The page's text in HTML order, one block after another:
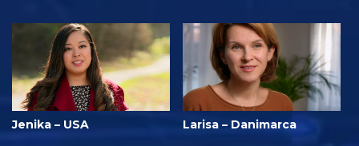
Jenika – USA Larisa – Danimarca